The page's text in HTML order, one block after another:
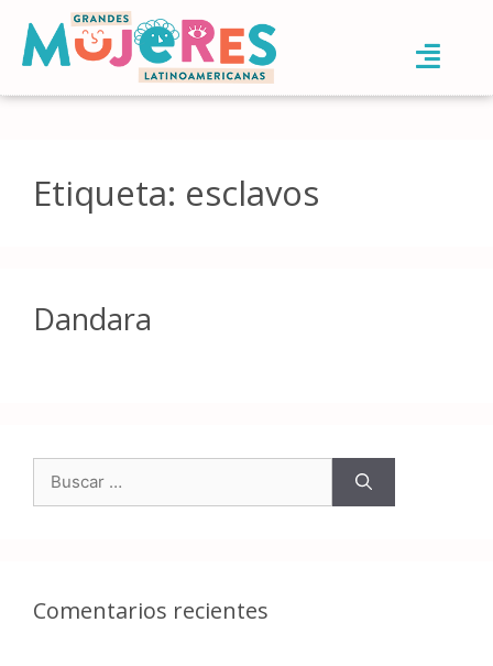
Etiqueta: esclavos
Dandara
Comentarios recientes